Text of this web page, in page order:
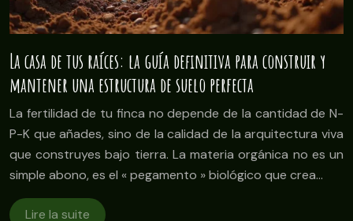
La casa de tus raíces: la guía definitiva para construir y
mantener una estructura de suelo perfecta
La fertilidad de tu finca no depende de la cantidad de N-
P-K que añades, sino de la calidad de la arquitectura viva
que construyes bajo tierra. La materia orgánica no es un
simple abono, es el « pegamento » biológico que crea…
Lire la suite